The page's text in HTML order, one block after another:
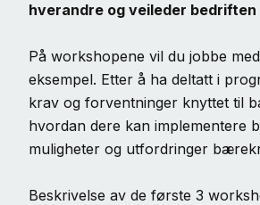
hverandre og veileder
På workshopene vil du jobbe
eksempel. Etter å ha deltatt i
krav og forventninger knyttet til
hvordan dere kan implementere
muligheter og utfordringer
Beskrivelse av de første 3